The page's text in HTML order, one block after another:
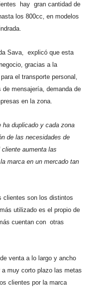
hay gran cantidad de
los 800cc, en modelos
Sava, explicó que esta
gracias a la
el transporte personal,
mensajería, demanda de
en la zona.
ha duplicado y cada zona
de las necesidades de
aumenta las
marca en un mercado tan
clientes son los distintos
utilizado es el propio de
cuentan con otras
venta a lo largo y ancho
muy corto plazo las metas
clientes por la marca